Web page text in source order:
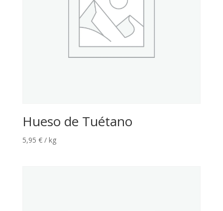
Hueso de Tuétano
5,95 € / kg